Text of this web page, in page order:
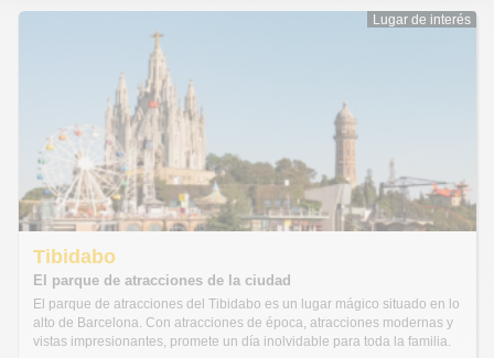
Lugar de interés
Lugar de interés
Tibidabo
El parque de atracciones de la ciudad
El parque de atracciones del Tibidabo es un lugar mágico situado en lo
alto de Barcelona. Con atracciones de época, atracciones modernas y
vistas impresionantes, promete un día inolvidable para toda la familia.